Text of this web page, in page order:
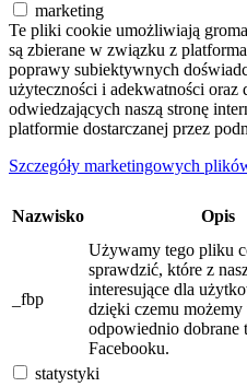
marketing
Te pliki cookie umożliwiają
są zbierane w związku z
poprawy subiektywnych
użyteczności i adekwatności oraz
odwiedzających naszą stronę
platformie dostarczanej przez
Szczegóły marketingowych
Nazwisko Opis
_fbp
Używamy tego pliku
sprawdzić, które z
interesujące dla
dzięki czemu
odpowiednio dobrane
Facebooku.
statystyki